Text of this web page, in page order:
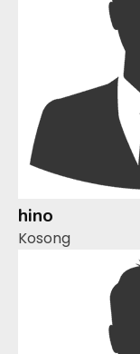
hino
Kosong